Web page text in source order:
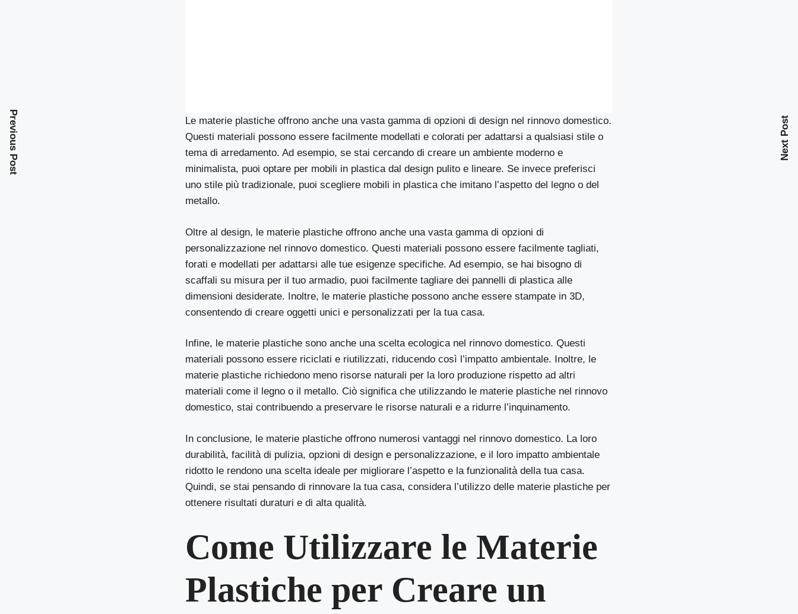
Le materie plastiche offrono anche una vasta gamma di opzioni di design nel rinnovo domestico.
Questi materiali possono essere facilmente modellati e colorati per adattarsi a qualsiasi stile o
tema di arredamento. Ad esempio, se stai cercando di creare un ambiente moderno e
minimalista, puoi optare per mobili in plastica dal design pulito e lineare. Se invece preferisci
uno stile più tradizionale, puoi scegliere mobili in plastica che imitano l’aspetto del legno o del
metallo.
Oltre al design, le materie plastiche offrono anche una vasta gamma di opzioni di
personalizzazione nel rinnovo domestico. Questi materiali possono essere facilmente tagliati,
forati e modellati per adattarsi alle tue esigenze specifiche. Ad esempio, se hai bisogno di
scaffali su misura per il tuo armadio, puoi facilmente tagliare dei pannelli di plastica alle
dimensioni desiderate. Inoltre, le materie plastiche possono anche essere stampate in 3D,
consentendo di creare oggetti unici e personalizzati per la tua casa.
Infine, le materie plastiche sono anche una scelta ecologica nel rinnovo domestico. Questi
materiali possono essere riciclati e riutilizzati, riducendo così l’impatto ambientale. Inoltre, le
materie plastiche richiedono meno risorse naturali per la loro produzione rispetto ad altri
materiali come il legno o il metallo. Ciò significa che utilizzando le materie plastiche nel rinnovo
domestico, stai contribuendo a preservare le risorse naturali e a ridurre l’inquinamento.
In conclusione, le materie plastiche offrono numerosi vantaggi nel rinnovo domestico. La loro
durabilità, facilità di pulizia, opzioni di design e personalizzazione, e il loro impatto ambientale
ridotto le rendono una scelta ideale per migliorare l’aspetto e la funzionalità della tua casa.
Quindi, se stai pensando di rinnovare la tua casa, considera l’utilizzo delle materie plastiche per
ottenere risultati duraturi e di alta qualità.
Come Utilizzare le Materie
Plastiche per Creare un
Previous Post Next Post